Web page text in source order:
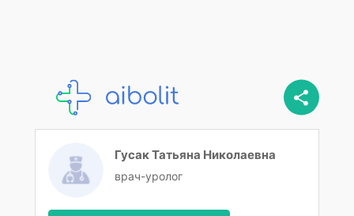
Гусак Татьяна Николаевна
врач-уролог